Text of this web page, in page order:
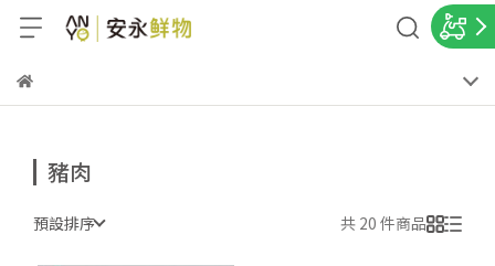
豬肉
預設排序 共 20 件商品